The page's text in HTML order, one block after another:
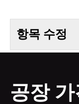
항목 수정
공장